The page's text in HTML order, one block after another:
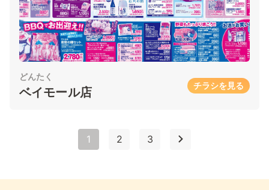
どんたく
ベイモール店 チラシを見る
1 2 3